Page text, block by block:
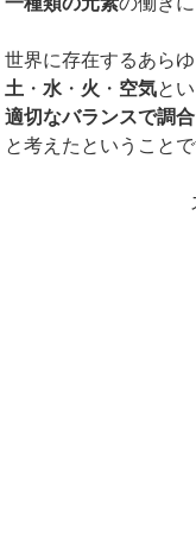
世界に存在するあらゆ
土 ・水 ・ 火 ・ 空気とい
適切なバランスで調合
と考えたということで